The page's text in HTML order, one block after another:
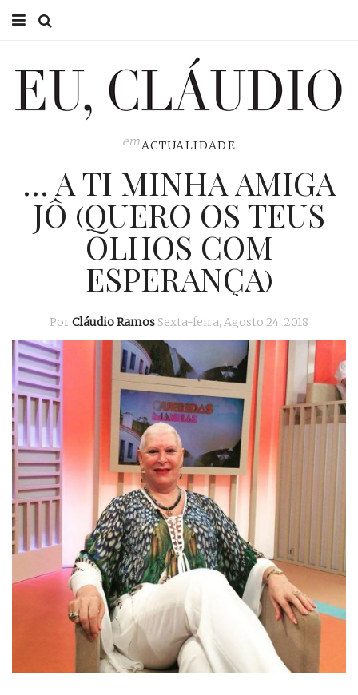
EU CLÁUDIO
EU NA TV
EU, PAI
ACTUALIDADE
emACTUALIDADE
… A TI MINHA AMIGA
JÔ (QUERO OS TEUS
OLHOS COM
ESPERANÇA)
Por Cláudio Ramos Sexta-feira, Agosto 24, 2018